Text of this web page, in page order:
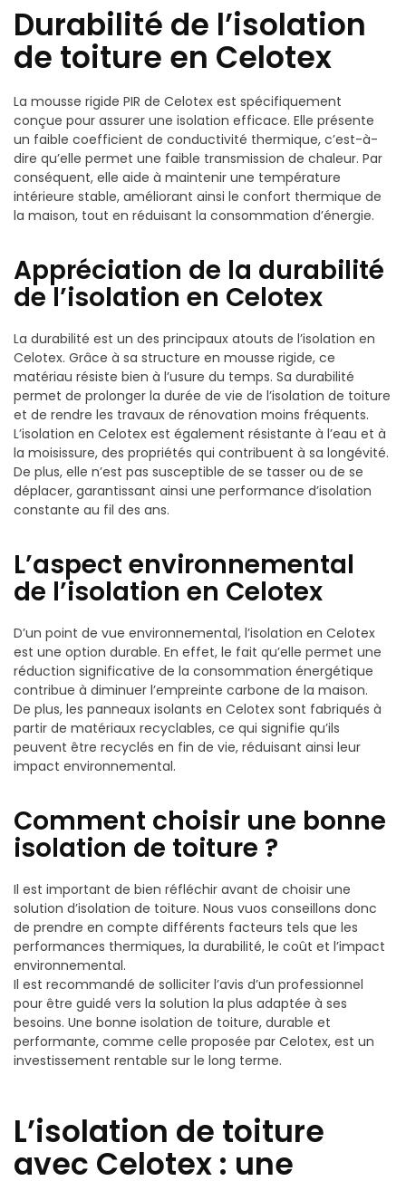
Durabilité de l’isolation
de toiture en Celotex
La mousse rigide PIR de Celotex est spécifiquement
conçue pour assurer une isolation efficace. Elle présente
un faible coefficient de conductivité thermique, c’est-à-
dire qu’elle permet une faible transmission de chaleur. Par
conséquent, elle aide à maintenir une température
intérieure stable, améliorant ainsi le confort thermique de
la maison, tout en réduisant la consommation d’énergie.
Appréciation de la durabilité
de l’isolation en Celotex
La durabilité est un des principaux atouts de l’isolation en
Celotex. Grâce à sa structure en mousse rigide, ce
matériau résiste bien à l’usure du temps. Sa durabilité
permet de prolonger la durée de vie de l’isolation de toiture
et de rendre les travaux de rénovation moins fréquents.
L’isolation en Celotex est également résistante à l’eau et à
la moisissure, des propriétés qui contribuent à sa longévité.
De plus, elle n’est pas susceptible de se tasser ou de se
déplacer, garantissant ainsi une performance d’isolation
constante au fil des ans.
L’aspect environnemental
de l’isolation en Celotex
D’un point de vue environnemental, l’isolation en Celotex
est une option durable. En effet, le fait qu’elle permet une
réduction significative de la consommation énergétique
contribue à diminuer l’empreinte carbone de la maison.
De plus, les panneaux isolants en Celotex sont fabriqués à
partir de matériaux recyclables, ce qui signifie qu’ils
peuvent être recyclés en fin de vie, réduisant ainsi leur
impact environnemental.
Comment choisir une bonne
isolation de toiture ?
Il est important de bien réfléchir avant de choisir une
solution d’isolation de toiture. Nous vuos conseillons donc
de prendre en compte différents facteurs tels que les
performances thermiques, la durabilité, le coût et l’impact
environnemental.
Il est recommandé de solliciter l’avis d’un professionnel
pour être guidé vers la solution la plus adaptée à ses
besoins. Une bonne isolation de toiture, durable et
performante, comme celle proposée par Celotex, est un
investissement rentable sur le long terme.
L’isolation de toiture
avec Celotex : une